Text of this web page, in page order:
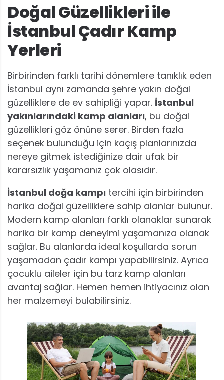
Doğal Güzellikleri ile
İstanbul Çadır Kamp
Yerleri
Birbirinden farklı tarihi dönemlere tanıklık eden
İstanbul aynı zamanda şehre yakın doğal
güzelliklere de ev sahipliği yapar. İstanbul
yakınlarındaki kamp alanları, bu doğal
güzellikleri göz önüne serer. Birden fazla
seçenek bulunduğu için kaçış planlarınızda
nereye gitmek istediğinize dair ufak bir
kararsızlık yaşamanız çok olasıdır.
İstanbul doğa kampı tercihi için birbirinden
harika doğal güzelliklere sahip alanlar bulunur.
Modern kamp alanları farklı olanaklar sunarak
harika bir kamp deneyimi yaşamanıza olanak
sağlar. Bu alanlarda ideal koşullarda sorun
yaşamadan çadır kampı yapabilirsiniz. Ayrıca
çocuklu aileler için bu tarz kamp alanları
avantaj sağlar. Hemen hemen ihtiyacınız olan
her malzemeyi bulabilirsiniz.